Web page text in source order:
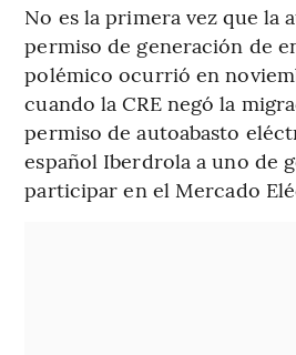
No es la primera vez que la
permiso de generación de
polémico ocurrió en
cuando la CRE negó la
permiso de autoabasto
español Iberdrola a uno de
participar en el Mercado